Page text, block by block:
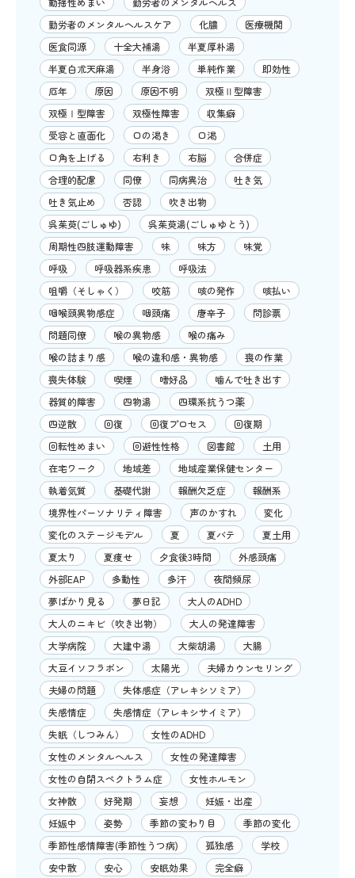
勤労者のメンタルヘルスケア
化膿
医療機関
医食同源
十全大補湯
半夏厚朴湯
半夏白朮天麻湯
半身浴 単純作業
即効性
厄年
原因 原因不明
双極Ⅱ型障害
双極Ⅰ型障害
双極性障害
収集癖
受容と直面化
口の渇き
口渇
口角を上げる
右利き 右脳
合併症
合理的配慮
同僚 同病異治
吐き気
吐き気止め
否認
吹き出物
呉茱萸(ごしゅゆ)
呉茱萸湯(ごしゅゆとう)
周期性四肢運動障害
味 味方
味覚
呼吸
呼吸器系疾患
呼吸法
咀嚼（そしゃく）
咬筋 咳の発作
咳払い
咽喉頭異物感症
咽頭痛 唐辛子
問診票
問題同僚
喉の異物感
喉の痛み
喉の詰まり感
喉の違和感・異物感
喪の作業
喪失体験
喫煙 嗜好品
噛んで吐き出す
器質的障害
四物湯
四環系抗うつ薬
四逆散
回復 回復プロセス
回復期
回転性めまい
回避性性格 図書館
土用
在宅ワーク
地域差
地域産業保健センター
執着気質
基礎代謝 報酬欠乏症
報酬系
境界性パーソナリティ障害
声のかすれ
変化
変化のステージモデル
夏 夏バテ
夏土用
夏太り
夏痩せ 夕食後3時間
外感頭痛
外部EAP
多動性 多汗
夜間頻尿
夢ばかり見る
夢日記
大人のADHD
大人のニキビ（吹き出物）
大人の発達障害
大学病院
大建中湯 大柴胡湯
大腸
大豆イソフラボン
太陽光
夫婦カウンセリング
夫婦の問題
失体感症（アレキシソミア）
失感情症
失感情症（アレキシサイミア）
失眠（しつみん）
女性のADHD
女性のメンタルヘルス
女性の発達障害
女性の自閉スペクトラム症
女性ホルモン
女神散
好発期 妄想
妊娠・出産
妊娠中
姿勢 季節の変わり目
季節の変化
季節性感情障害(季節性うつ病)
孤独感
学校
安中散
安心 安眠効果
完全癖